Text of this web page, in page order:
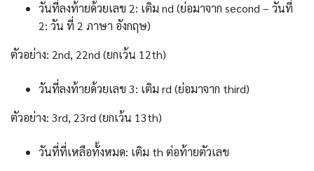
วันที่ลงท้ายด้วยเลข 2: เติม nd (ย่อมาจาก second – วันที่
2: วัน ที่ 2 ภาษา อังกฤษ)
ตัวอย่าง: 2nd, 22nd (ยกเว้น 12th)
วันที่ลงท้ายด้วยเลข 3: เติม rd (ย่อมาจาก third)
ตัวอย่าง: 3rd, 23rd (ยกเว้น 13th)
วันที่ที่เหลือทั้งหมด: เติม th ต่อท้ายตัวเลข